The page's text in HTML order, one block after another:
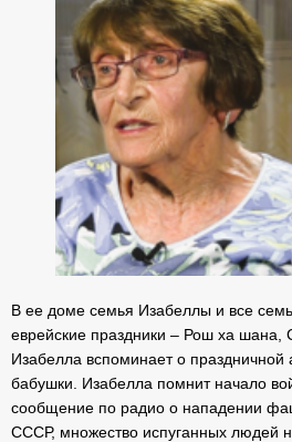
В ее доме семья Изабеллы и все
еврейские праздники – Рош ха шана,
Изабелла вспоминает о
бабушки. Изабелла помнит начало
сообщение по радио о нападении
СССР, множество испуганных людей